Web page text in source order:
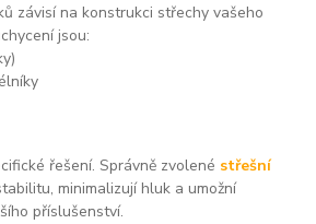
závisí na konstrukci střechy vašeho
jsou:
řešení. Správně zvolené střešní
minimalizují hluk a umožní
příslušenství.